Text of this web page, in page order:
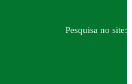
Pesquisa no site: